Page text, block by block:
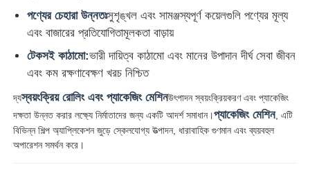
ওয়্যার এক্সট্রুশন লাইন
তারের স্ট্র্যান্ডিং মেশিন
ডাবল টুইস্ট স্ট্র্যান্ডিং মেশিন
সাঁজোয়া মেশিন
পণ্যের চেহারা উন্নতঃসুশৃঙ্খল এবং সামঞ্জস্যপূর্ণ কয়েলগুলি পণ্যের মূল্য
এবং বাজারের প্রতিযোগিতামূলকতা বাড়ায়
টেকসই কাঠামো:ভারী দায়িত্ব কাঠামো এবং মানের উপাদান দীর্ঘ সেবা জীবন
এবং কম রক্ষণাবেক্ষণ খরচ নিশ্চিত
দ্যস্বয়ংক্রিয় রোলিং এবং প্যাকেজিং মেশিনউৎপাদন স্বয়ংক্রিয়করণ এবং প্যাকেজিং
দক্ষতা উন্নত করার লক্ষ্যে নির্মাতাদের জন্য একটি আদর্শ সমাধান।প্যাকেজিং মেশিন, এটি
বিভিন্ন শিল্প অ্যাপ্লিকেশন জুড়ে স্কেলযোগ্য উত্পাদন, ধারাবাহিক গুণমান এবং ব্যয়বহুল
অপারেশন সমর্থন করে।